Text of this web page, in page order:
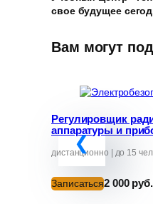
свое будущее
Вам могут
Регулировщик
аппаратуры и
дистанционно | до 15
Записаться2 000 руб.